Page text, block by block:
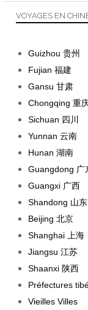
VOYAGES EN
Guizhou 贵州
Fujian 福建
Gansu 甘肃
Chongqing 重
Sichuan 四川
Yunnan 云南
Hunan 湖南
Guangdong 广
Guangxi 广西
Shandong 山东
Beijing 北京
Shanghai 上海
Jiangsu 江苏
Shaanxi 陕西
Préfectures
Vieilles Villes